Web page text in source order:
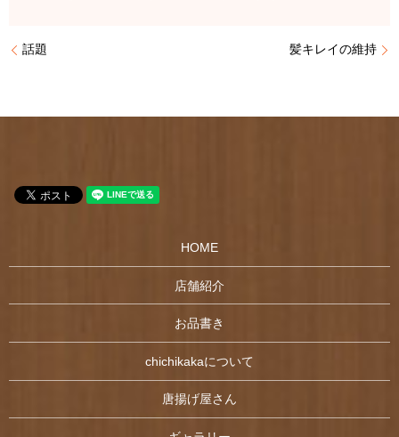
話題 髪キレイの維持
HOME
店舗紹介
お品書き
chichikakaについて
唐揚げ屋さん